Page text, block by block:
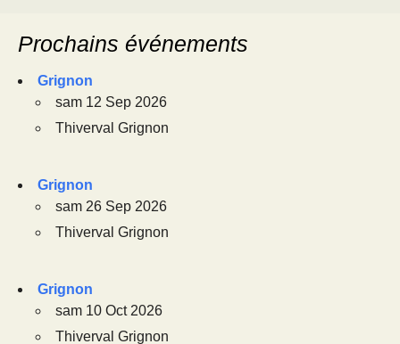
Prochains événements
Grignon
sam 12 Sep 2026
Thiverval Grignon
Grignon
sam 26 Sep 2026
Thiverval Grignon
Grignon
sam 10 Oct 2026
Thiverval Grignon